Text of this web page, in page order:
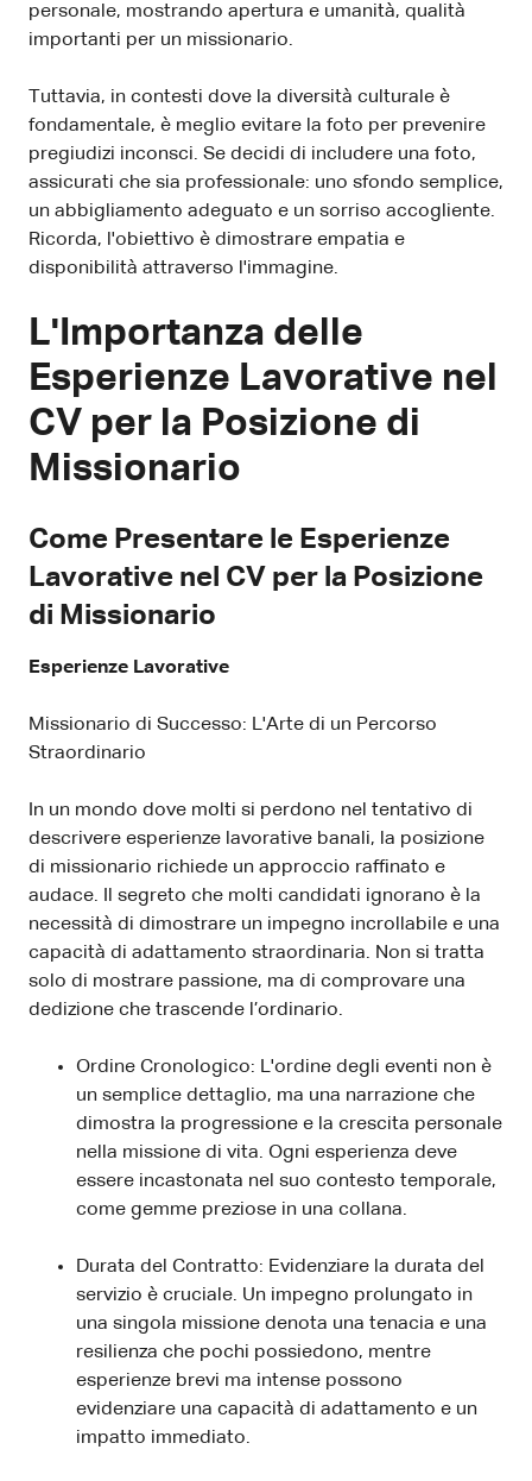
personale, mostrando apertura e umanità, qualità
importanti per un missionario.
Tuttavia, in contesti dove la diversità culturale è
fondamentale, è meglio evitare la foto per prevenire
pregiudizi inconsci. Se decidi di includere una foto,
assicurati che sia professionale: uno sfondo semplice,
un abbigliamento adeguato e un sorriso accogliente.
Ricorda, l'obiettivo è dimostrare empatia e
disponibilità attraverso l'immagine.
L'Importanza delle
Esperienze Lavorative nel
CV per la Posizione di
Missionario
Come Presentare le Esperienze
Lavorative nel CV per la Posizione
di Missionario
Esperienze Lavorative
Missionario di Successo: L'Arte di un Percorso
Straordinario
In un mondo dove molti si perdono nel tentativo di
descrivere esperienze lavorative banali, la posizione
di missionario richiede un approccio raffinato e
audace. Il segreto che molti candidati ignorano è la
necessità di dimostrare un impegno incrollabile e una
capacità di adattamento straordinaria. Non si tratta
solo di mostrare passione, ma di comprovare una
dedizione che trascende l’ordinario.
Ordine Cronologico: L'ordine degli eventi non è
un semplice dettaglio, ma una narrazione che
dimostra la progressione e la crescita personale
nella missione di vita. Ogni esperienza deve
essere incastonata nel suo contesto temporale,
come gemme preziose in una collana.
Durata del Contratto: Evidenziare la durata del
servizio è cruciale. Un impegno prolungato in
una singola missione denota una tenacia e una
resilienza che pochi possiedono, mentre
esperienze brevi ma intense possono
evidenziare una capacità di adattamento e un
impatto immediato.